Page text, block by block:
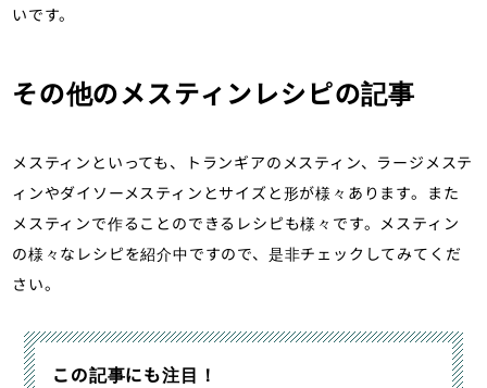
いです。
その他のメスティンレシピの記事
メスティンといっても、トランギアのメスティン、ラージメステ
ィンやダイソーメスティンとサイズと形が様々あります。また
メスティンで作ることのできるレシピも様々です。メスティン
の様々なレシピを紹介中ですので、是非チェックしてみてくだ
さい。
この記事にも注目！